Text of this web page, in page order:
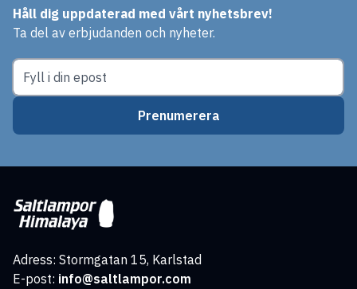
Håll dig uppdaterad med vårt nyhetsbrev!
Ta del av erbjudanden och nyheter.
Prenumerera
Adress: Stormgatan 15, Karlstad
E-post: info@saltlampor.com